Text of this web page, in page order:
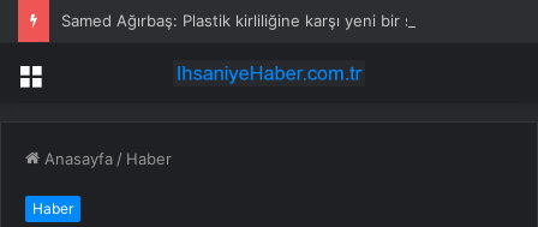
Menü
Anasayfa / Haber
Haber